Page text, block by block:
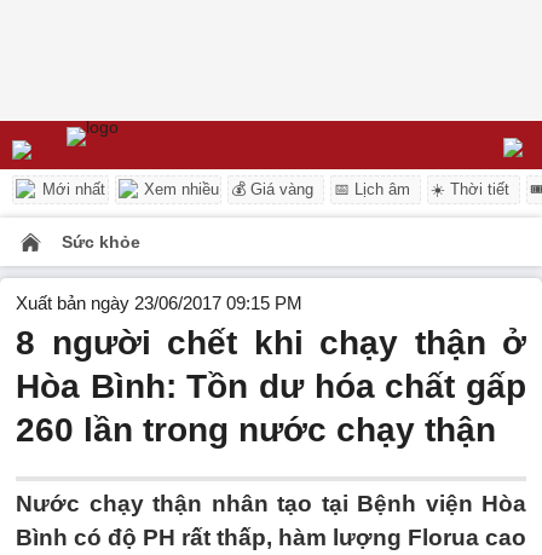
Mới nhất Xem nhiều 💰 Giá vàng 📅 Lịch âm ☀️ Thời tiết
Sức khỏe
Xuất bản ngày 23/06/2017 09:15 PM
8 người chết khi chạy thận ở
Hòa Bình: Tồn dư hóa chất gấp
260 lần trong nước chạy thận
Nước chạy thận nhân tạo tại Bệnh viện Hòa
Bình có độ PH rất thấp, hàm lượng Florua cao